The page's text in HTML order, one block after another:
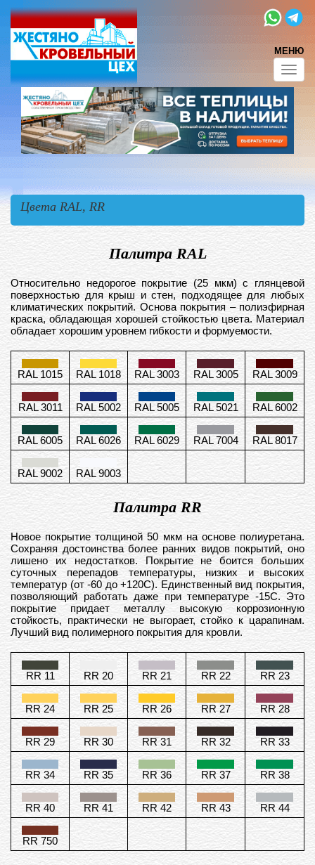
МЕНЮ
Цвета RAL, RR
Палитра RAL
Относительно недорогое покрытие (25 мкм) с глянцевой
поверхностью для крыш и стен, подходящее для любых
климатических покрытий. Основа покрытия – полиэфирная
краска, обладающая хорошей стойкостью цвета. Материал
обладает хорошим уровнем гибкости и формуемости.
RAL 1015 RAL 1018 RAL 3003 RAL 3005 RAL 3009
RAL 3011 RAL 5002 RAL 5005 RAL 5021 RAL 6002
RAL 6005 RAL 6026 RAL 6029 RAL 7004 RAL 8017
RAL 9002 RAL 9003
Палитра RR
Новое покрытие толщиной 50 мкм на основе полиуретана.
Сохраняя достоинства более ранних видов покрытий, оно
лишено их недостатков. Покрытие не боится больших
суточных перепадов температуры, низких и высоких
температур (от -60 до +120С). Единственный вид покрытия,
позволяющий работать даже при температуре -15С. Это
покрытие придает металлу высокую коррозионную
стойкость, практически не выгорает, стойко к царапинам.
Лучший вид полимерного покрытия для кровли.
RR 11 RR 20 RR 21 RR 22 RR 23
RR 24 RR 25 RR 26 RR 27 RR 28
RR 29 RR 30 RR 31 RR 32 RR 33
RR 34 RR 35 RR 36 RR 37 RR 38
RR 40 RR 41 RR 42 RR 43 RR 44
RR 750